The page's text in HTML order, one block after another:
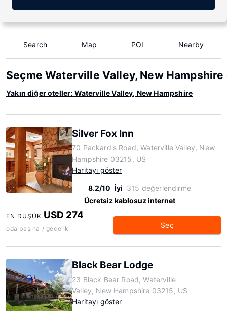
Search Map POI Nearby
Seçme Waterville Valley, New
Yakın diğer oteller: Waterville Valley, New Hampshire
Silver Fox Inn
70 Packard's Road, Waterville Valley, New
Hampshire 03215, US
Haritayı göster
8.2/10 İyi 315 değerlendirme
Ücretsiz kablosuz internet
EN DÜŞÜK USD 274
oda başına / gecelik Seç
Black Bear Lodge
23 Black Bear Road, Waterville
Valley, New Hampshire 03215, US
Haritayı göster